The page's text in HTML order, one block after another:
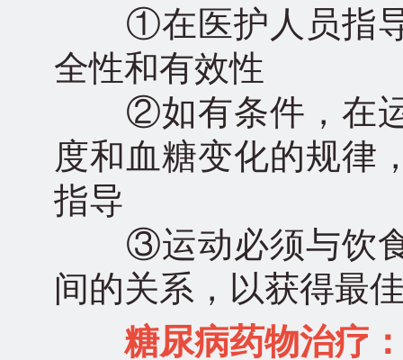
①在医护人员指导
全性和有效性
②如有条件，在运
度和血糖变化的规律
指导
③运动必须与饮食
间的关系，以获得最
糖尿病药物治疗